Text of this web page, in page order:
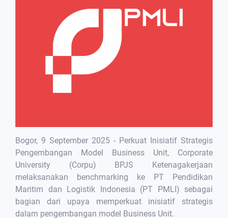
Bogor, 9 September 2025 - Perkuat Inisiatif Strategis
Pengembangan Model Business Unit, Corporate
University (Corpu) BPJS Ketenagakerjaan
melaksanakan benchmarking ke PT Pendidikan
Maritim dan Logistik Indonesia (PT PMLI) sebagai
bagian dari upaya memperkuat inisiatif strategis
dalam pengembangan model Business Unit.